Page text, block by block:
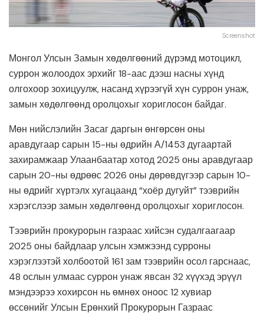
Screenshot
Монгол Улсын Замын хөдөлгөөний дүрэмд мотоцикл,
суррон жолоодох эрхийг 18-аас дээш насны хүнд
олгохоор зохицуулж, насанд хүрээгүй хүн суррон унаж,
замын хөдөлгөөнд оролцохыг хориглосон байдаг.
Мөн нийслэлийн Засаг даргын өнгөрсөн оны
аравдугаар сарын 15-ны өдрийн А/1453 дугаартай
захирамжаар Улаанбаатар хотод 2025 оны аравдугаар
сарын 20-ны өдрөөс 2026 оны дөрөвдүгээр сарын 10-
ны өдрийг хүртэлх хугацаанд “хоёр дугуйт” тээврийн
хэрэгслээр замын хөдөлгөөнд оролцохыг хориглосон.
Тээврийн прокурорын газраас хийсэн судалгаагаар
2025 оны байдлаар улсын хэмжээнд сурроны
хэрэглээтэй холбоотой 161 зам тээврийн осол гарснаас,
48 ослын улмаас суррон унаж явсан 32 хүүхэд эрүүл
мэндээрээ хохирсон нь өмнөх оноос 12 хувиар
өссөнийг Улсын Ерөнхий Прокурорын Газраас